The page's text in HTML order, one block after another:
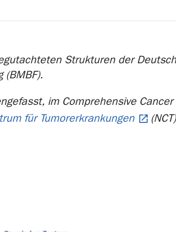
Strukturen der
(BMBF).
im Comprehensive Cancer
für Tumorerkrankungen